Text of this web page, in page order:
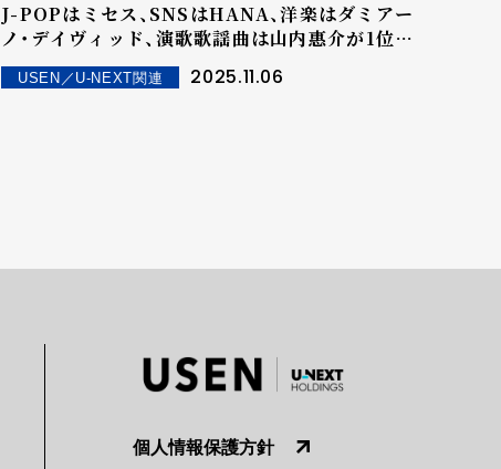
J-POPはミセス、SNSはHANA、洋楽はダミアー
ノ・デイヴィッド、演歌歌謡曲は山内惠介が1位！――
2025年10月 月間 USEN HITランキング
TOP10を発表！
USEN／U-NEXT関連 2025.11.06
個人情報保護方針